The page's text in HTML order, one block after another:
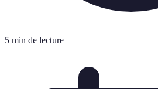
5 min de lecture